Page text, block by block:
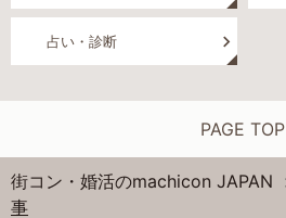
占い・診断
PAGE TOP
街コン・婚活のmachicon JAPAN
事